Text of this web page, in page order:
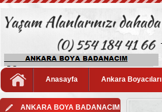
Anasayfa Ankara Boyacıları
ANKARA BOYA BADANACIM